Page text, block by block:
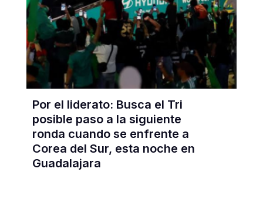
Por el liderato: Busca el Tri
posible paso a la siguiente
ronda cuando se enfrente a
Corea del Sur, esta noche en
Guadalajara